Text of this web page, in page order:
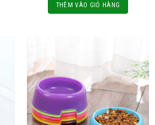
THÊM VÀO GIỎ HÀNG